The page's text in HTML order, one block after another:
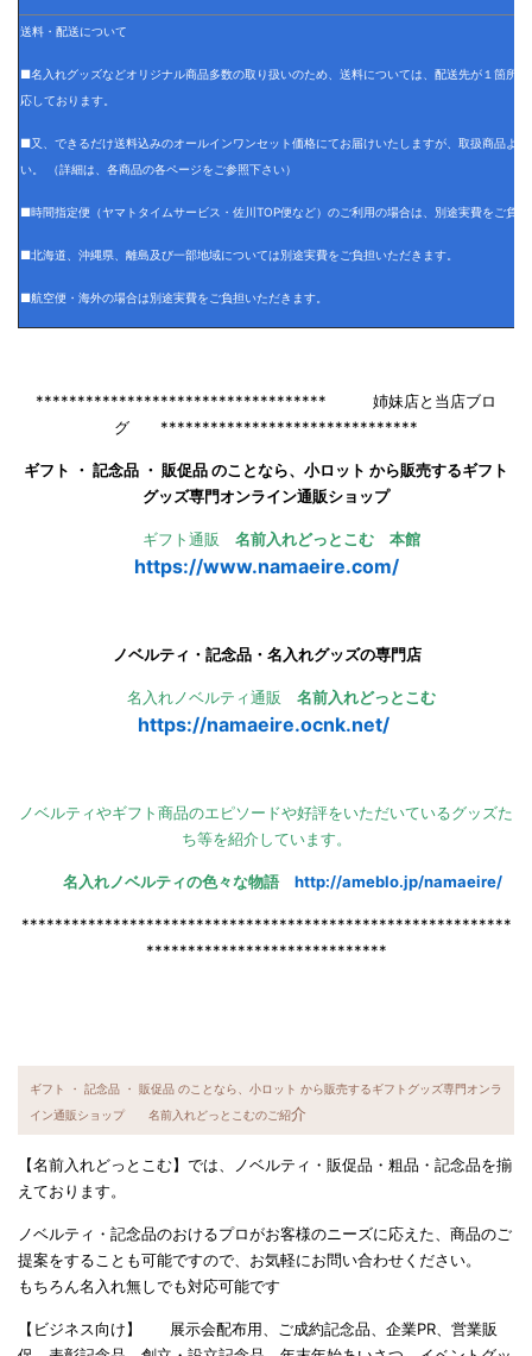
送料・配送について
■名入れグッズなどオリジナル商品多数の取り扱いのため、送料については、配送先が１箇所
応しております。
■又、できるだけ送料込みのオールインワンセット価格にてお届けいたしますが、取扱商品よ
い。 （詳細は、各商品の各ページをご参照下さい）
■時間指定便（ヤマトタイムサービス・佐川TOP便など）のご利用の場合は、別途実費をご負
■北海道、沖縄県、離島及び一部地域については別途実費をご負担いただきます。
■航空便・海外の場合は別途実費をご負担いただきます。
*********************************** 姉妹店と当店ブロ
グ *******************************
ギフト ・ 記念品 ・ 販促品 のことなら、小ロット から販売するギフト
グッズ専門オンライン通販ショップ
ギフト通販 名前入れどっとこむ 本館
https://www.namaeire.com/
ノベルティ・記念品・名入れグッズの専門店
名入れノベルティ通販 名前入れどっとこむ
https://namaeire.ocnk.net/
ノベルティやギフト商品のエピソードや好評をいただいているグッズた
ち等を紹介しています。
名入れノベルティの色々な物語 http://ameblo.jp/namaeire/
***********************************************************
*****************************
ギフト ・ 記念品 ・ 販促品 のことなら、小ロット から販売するギフトグッズ専門オンラ
イン通販ショップ 名前入れどっとこむのご紹介
【名前入れどっとこむ】では、ノベルティ・販促品・粗品・記念品を揃
えております。
ノベルティ・記念品のおけるプロがお客様のニーズに応えた、商品のご
提案をすることも可能ですので、お気軽にお問い合わせください。
もちろん名入れ無しでも対応可能です
【ビジネス向け】 展示会配布用、ご成約記念品、企業PR、営業販